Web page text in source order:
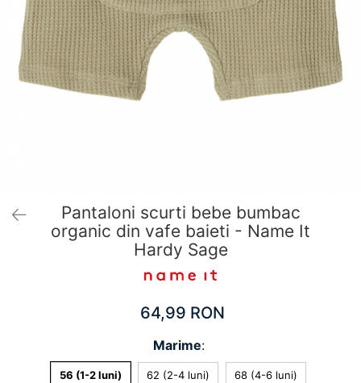
Pantaloni scurți pentru gravide
Lenjerie
Chiloti Gravide
Sutiene / Bustiere / Maiouri Gravide
Pijamale Gravide
Pantaloni scurti bebe bumbac
organic din vafe baieti - Name It
Hardy Sage
64,99 RON
Marime:
56 (1-2 luni) 62 (2-4 luni) 68 (4-6 luni)